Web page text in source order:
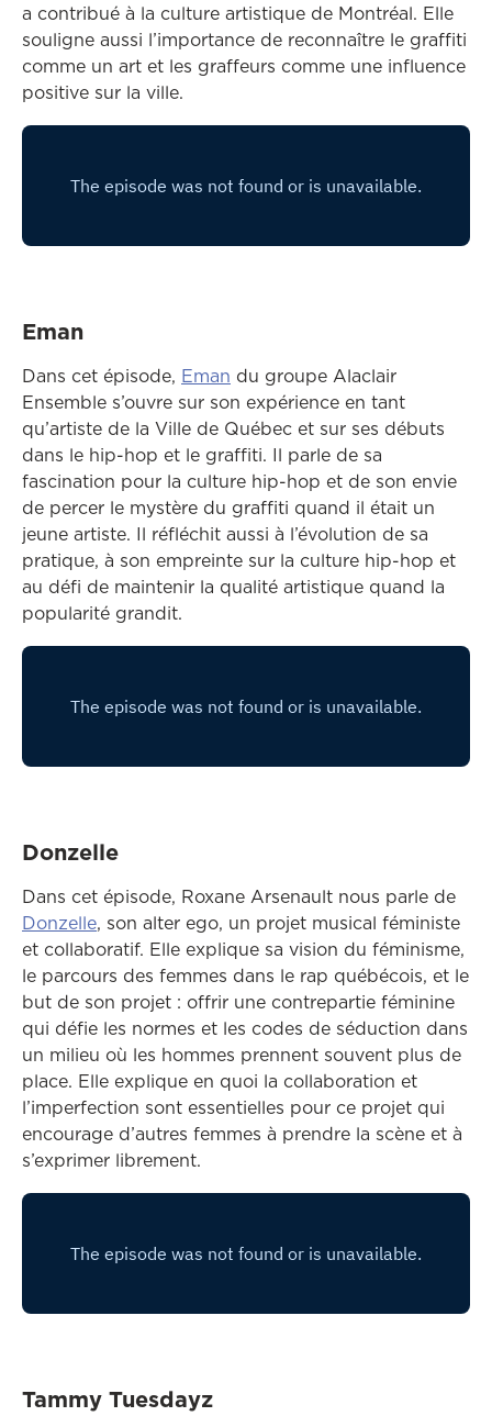
a contribué à la culture artistique de Montréal. Elle
souligne aussi l’importance de reconnaître le graffiti
comme un art et les graffeurs comme une influence
positive sur la ville.
Eman
Dans cet épisode, Eman Ce lien ouvrira dans une
du groupe Alaclair
Ensemble s’ouvre sur son expérience en tant
qu’artiste de la Ville de Québec et sur ses débuts
dans le hip-hop et le graffiti. Il parle de sa
fascination pour la culture hip-hop et de son envie
de percer le mystère du graffiti quand il était un
jeune artiste. Il réfléchit aussi à l’évolution de sa
pratique, à son empreinte sur la culture hip-hop et
au défi de maintenir la qualité artistique quand la
popularité grandit.
Donzelle
Dans cet épisode, Roxane Arsenault nous parle de
DonzelleCe lien ouvrira dans une autre fenêtre
, son alter ego, un projet musical féministe
et collaboratif. Elle explique sa vision du féminisme,
le parcours des femmes dans le rap québécois, et le
but de son projet : offrir une contrepartie féminine
qui défie les normes et les codes de séduction dans
un milieu où les hommes prennent souvent plus de
place. Elle explique en quoi la collaboration et
l’imperfection sont essentielles pour ce projet qui
encourage d’autres femmes à prendre la scène et à
s’exprimer librement.
Tammy Tuesdayz